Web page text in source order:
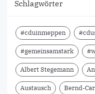
Schlagwörter
#cduinmeppen
#gemeinsamstark
Albert Stegemann
Austausch Bernd-